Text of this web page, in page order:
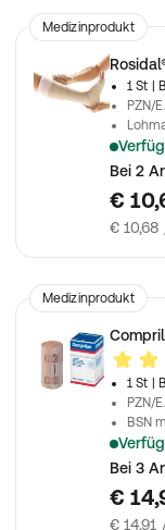
Medizinprodukt
1 St
|
PZN/
Zum
Bei 2
€
€ 10,68
Medizinprodukt
1 St
|
PZN/
BSN
Für
Bei 3
€
€ 14,91